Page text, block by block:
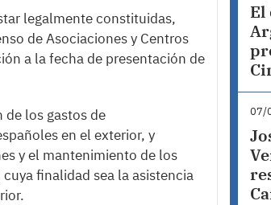
legalmente constituidas,
de Asociaciones y Centros
a la fecha de presentación de
los gastos de
en el exterior, y
y el mantenimiento de los
finalidad sea la asistencia
El
07/